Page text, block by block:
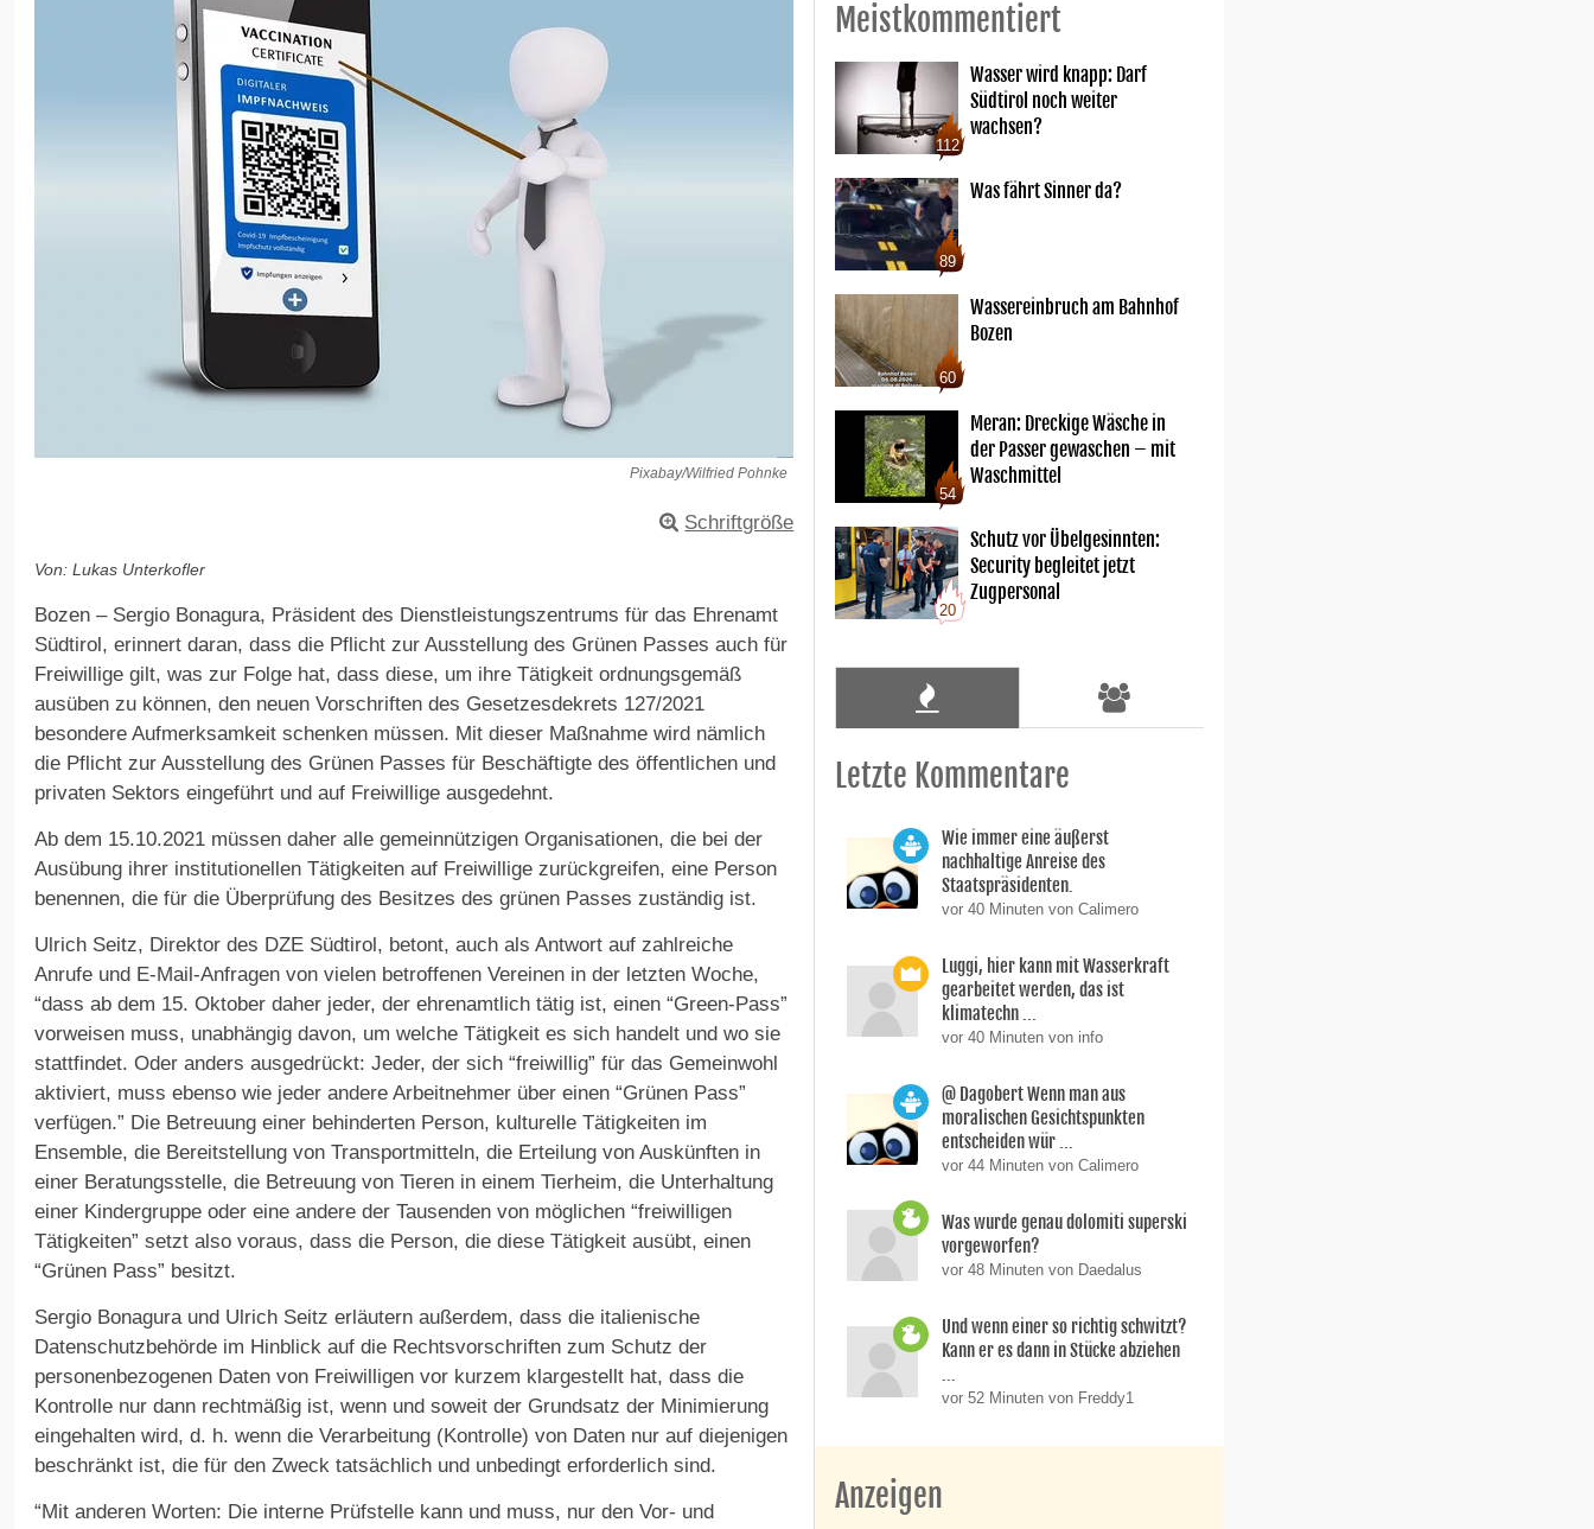
Pixabay/Wilfried Pohnke
Schriftgröße
Von: Lukas Unterkofler
Bozen – Sergio Bonagura, Präsident des Dienstleistungszentrums für das Ehrenamt
Südtirol, erinnert daran, dass die Pflicht zur Ausstellung des Grünen Passes auch für
Freiwillige gilt, was zur Folge hat, dass diese, um ihre Tätigkeit ordnungsgemäß
ausüben zu können, den neuen Vorschriften des Gesetzesdekrets 127/2021
besondere Aufmerksamkeit schenken müssen. Mit dieser Maßnahme wird nämlich
die Pflicht zur Ausstellung des Grünen Passes für Beschäftigte des öffentlichen und
privaten Sektors eingeführt und auf Freiwillige ausgedehnt.
Ab dem 15.10.2021 müssen daher alle gemeinnützigen Organisationen, die bei der
Ausübung ihrer institutionellen Tätigkeiten auf Freiwillige zurückgreifen, eine Person
benennen, die für die Überprüfung des Besitzes des grünen Passes zuständig ist.
Ulrich Seitz, Direktor des DZE Südtirol, betont, auch als Antwort auf zahlreiche
Anrufe und E-Mail-Anfragen von vielen betroffenen Vereinen in der letzten Woche,
“dass ab dem 15. Oktober daher jeder, der ehrenamtlich tätig ist, einen “Green-Pass”
vorweisen muss, unabhängig davon, um welche Tätigkeit es sich handelt und wo sie
stattfindet. Oder anders ausgedrückt: Jeder, der sich “freiwillig” für das Gemeinwohl
aktiviert, muss ebenso wie jeder andere Arbeitnehmer über einen “Grünen Pass”
verfügen.” Die Betreuung einer behinderten Person, kulturelle Tätigkeiten im
Ensemble, die Bereitstellung von Transportmitteln, die Erteilung von Auskünften in
einer Beratungsstelle, die Betreuung von Tieren in einem Tierheim, die Unterhaltung
einer Kindergruppe oder eine andere der Tausenden von möglichen “freiwilligen
Tätigkeiten” setzt also voraus, dass die Person, die diese Tätigkeit ausübt, einen
“Grünen Pass” besitzt.
Sergio Bonagura und Ulrich Seitz erläutern außerdem, dass die italienische
Datenschutzbehörde im Hinblick auf die Rechtsvorschriften zum Schutz der
personenbezogenen Daten von Freiwilligen vor kurzem klargestellt hat, dass die
Kontrolle nur dann rechtmäßig ist, wenn und soweit der Grundsatz der Minimierung
eingehalten wird, d. h. wenn die Verarbeitung (Kontrolle) von Daten nur auf diejenigen
beschränkt ist, die für den Zweck tatsächlich und unbedingt erforderlich sind.
“Mit anderen Worten: Die interne Prüfstelle kann und muss, nur den Vor- und
Meistkommentiert
112
Wasser wird knapp: Darf
Südtirol noch weiter
wachsen?
89
Was fährt Sinner da?
60
Wassereinbruch am Bahnhof
Bozen
54
Meran: Dreckige Wäsche in
der Passer gewaschen – mit
Waschmittel
20
Schutz vor Übelgesinnten:
Security begleitet jetzt
Zugpersonal
Letzte Kommentare
Wie immer eine äußerst
nachhaltige Anreise des
Staatspräsidenten.
vor 40 Minuten von Calimero
Luggi, hier kann mit Wasserkraft
gearbeitet werden, das ist
klimatechn ...
vor 40 Minuten von info
@ Dagobert Wenn man aus
moralischen Gesichtspunkten
entscheiden wür ...
vor 44 Minuten von Calimero
Was wurde genau dolomiti superski
vorgeworfen?
vor 48 Minuten von Daedalus
Und wenn einer so richtig schwitzt?
Kann er es dann in Stücke abziehen
...
vor 52 Minuten von Freddy1
Anzeigen